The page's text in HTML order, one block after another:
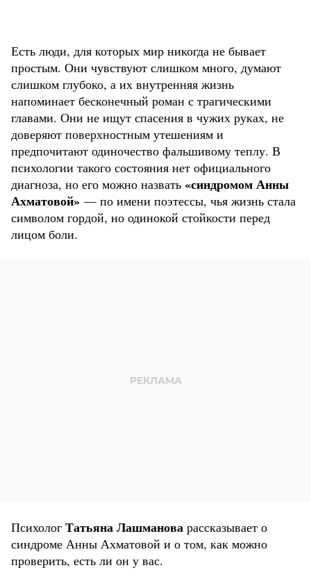
Есть люди, для которых мир никогда не бывает
простым. Они чувствуют слишком много, думают
слишком глубоко, а их внутренняя жизнь
напоминает бесконечный роман с трагическими
главами. Они не ищут спасения в чужих руках, не
доверяют поверхностным утешениям и
предпочитают одиночество фальшивому теплу. В
психологии такого состояния нет официального
диагноза, но его можно назвать «синдромом Анны
Ахматовой» — по имени поэтессы, чья жизнь стала
символом гордой, но одинокой стойкости перед
лицом боли.
Психолог Татьяна Лашманова рассказывает о
синдроме Анны Ахматовой и о том, как можно
проверить, есть ли он у вас.